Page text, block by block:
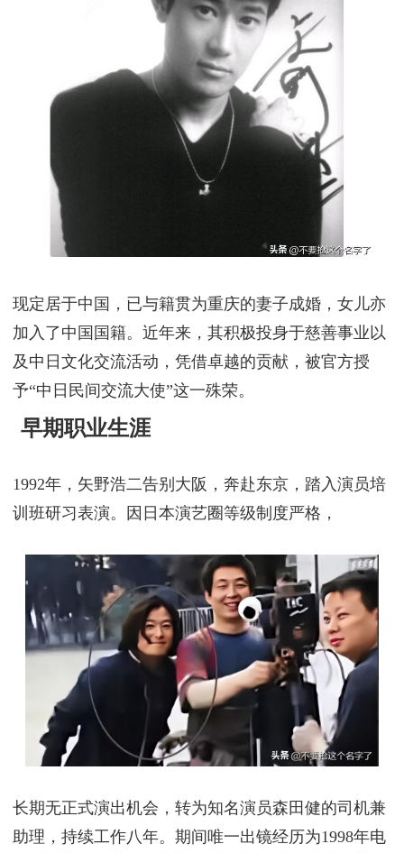
现定居于中国，已与籍贯为重庆的妻子成婚，女儿亦
加入了中国国籍。近年来，其积极投身于慈善事业以
及中日文化交流活动，凭借卓越的贡献，被官方授
予“中日民间交流大使”这一殊荣。
早期职业生涯
1992年，矢野浩二告别大阪，奔赴东京，踏入演员培
训班研习表演。因日本演艺圈等级制度严格，
长期无正式演出机会，转为知名演员森田健的司机兼
助理，持续工作八年。期间唯一出镜经历为1998年电